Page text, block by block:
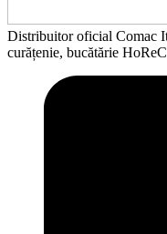
Distribuitor oficial Comac
curățenie, bucătărie